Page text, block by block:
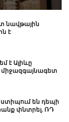
նավթային
է
է Ալիևը
միջազգայնագետ
ստիպում են դեպի
փնտրել. ՌԴ